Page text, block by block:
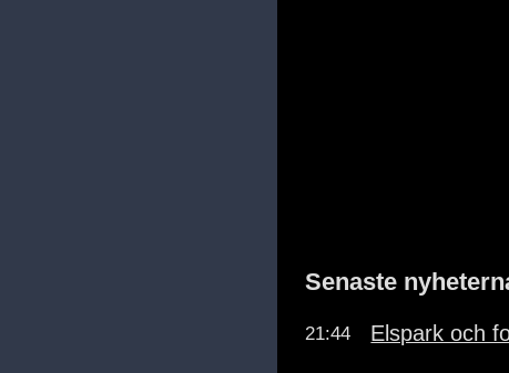
Senaste
21:44 Elspark och